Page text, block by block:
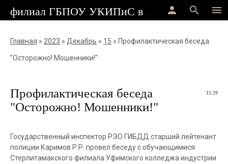
menu
search
person
Главная » 2023 » Декабрь » 15 » Профилактическая беседа
"Осторожно! Мошенники!"
15:29
Профилактическая беседа
"Осторожно! Мошенники!"
Государственный инспектор РЭО ГИБДД старший лейтенант
полиции Каримов Р.Р. провел беседу с обучающимися
Стерлитамакского филиала Уфимского колледжа индустрии